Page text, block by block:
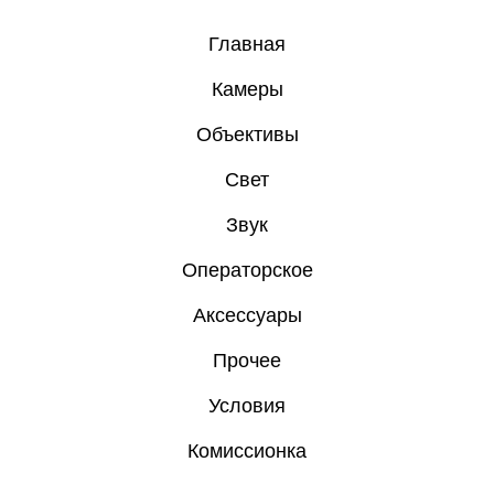
Главная
Камеры
Объективы
Свет
Звук
Операторское
Аксессуары
Прочее
Условия
Комиссионка